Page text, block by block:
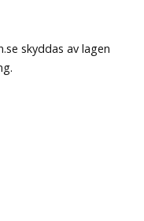
skyddas av lagen